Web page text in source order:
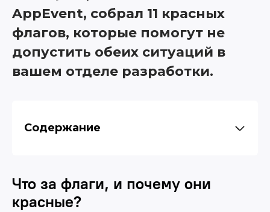
AppEvent, собрал 11 красных
флагов, которые помогут не
допустить обеих ситуаций в
вашем отделе разработки.
Содержание
Встречают по одежке. Красные флаги при
собеседовании
Что за флаги, и почему они
красные?